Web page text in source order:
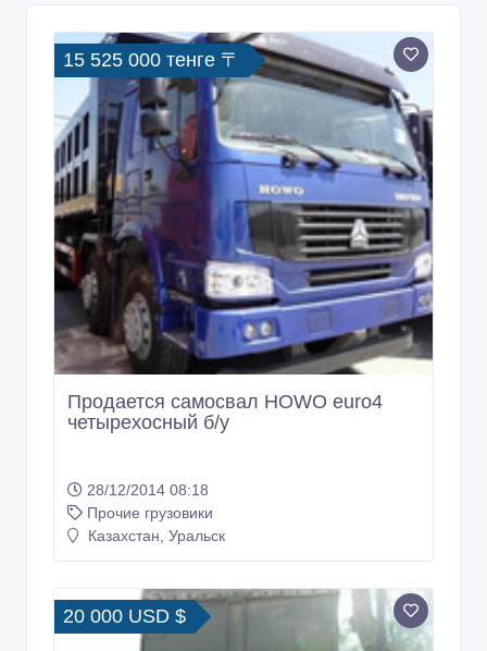
15 525 000 тенге 〒
Продается самосвал HOWO euro4
четырехосный б/у
28/12/2014 08:18
Прочие грузовики
Казахстан, Уральск
20 000 USD $